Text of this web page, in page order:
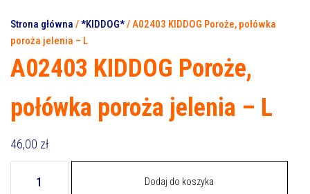
Strona główna /*KIDDOG*/ A02403 KIDDOG Poroże, połówka
poroża jelenia – L
A02403 KIDDOG Poroże,
połówka poroża jelenia – L
46,00 zł
A02403
Dodaj do koszyka